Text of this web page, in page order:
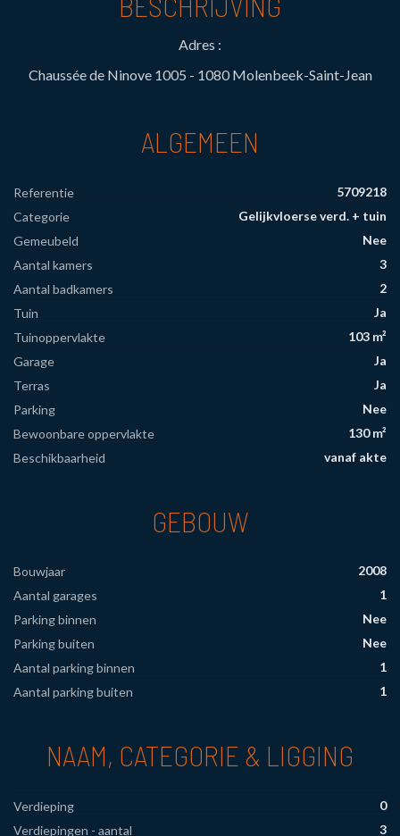
Adres :
Chaussée de Ninove 1005 - 1080 Molenbeek-Saint-Jean
ALGEMEEN
Referentie
5709218
Categorie
Gelijkvloerse verd. + tuin
Gemeubeld
Nee
Aantal kamers
3
Aantal badkamers
2
Tuin
Ja
Tuinoppervlakte
103 m²
Garage
Ja
Terras
Ja
Parking
Nee
Bewoonbare oppervlakte
130 m²
Beschikbaarheid
vanaf akte
GEBOUW
Bouwjaar
2008
Aantal garages
1
Parking binnen
Nee
Parking buiten
Nee
Aantal parking binnen
1
Aantal parking buiten
1
NAAM, CATEGORIE & LIGGING
Verdieping
0
Verdiepingen - aantal
3